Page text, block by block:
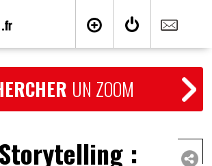
UN ZOOM
Storytelling :